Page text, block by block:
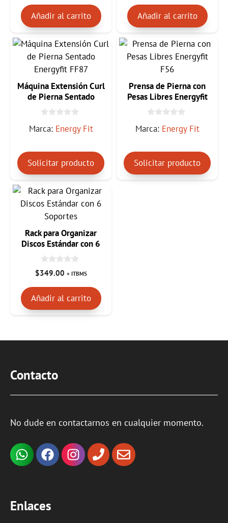
Añadir al carrito Añadir al carrito
Máquina Extensión Curl
de Pierna Sentado
Energyfit FF87
d
Marca: Energy Fit
Solicitar producto
Prensa de Pierna con
Pesas Libres Energyfit
F56
d
Marca: Energy Fit
Solicitar producto
Rack para Organizar
Discos Estándar con 6
Soportes
0
d
$349.00 + ITBMS
Añadir al carrito
Contacto
No dude en contactarnos en cualquier momento.
Enlaces